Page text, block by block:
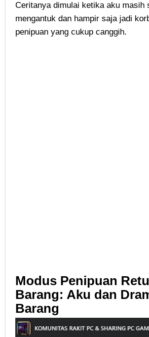
Ceritanya dimulai ketika aku masih
mengantuk dan hampir saja jadi
penipuan yang cukup canggih.
Modus Penipuan
Barang: Aku dan
Barang